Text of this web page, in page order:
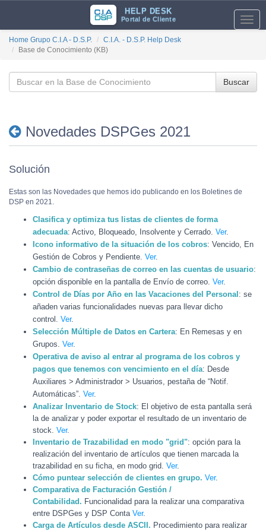
HELP DESK
Portal de Cliente
Home Grupo C.I.A - D.S.P.
C.I.A. - D.S.P. Help Desk
Base de Conocimiento (KB)
Buscar
Novedades DSPGes 2021
Solución
Estas son las Novedades que hemos ido publicando en los Boletines de
DSP en 2021.
Clasifica y optimiza tus listas de clientes de forma
adecuada: Activo, Bloqueado, Insolvente y Cerrado. Ver.
Icono informativo de la situación de los cobros: Vencido, En
Gestión de Cobros y Pendiente. Ver.
Cambio de contraseñas de correo en las cuentas de usuario:
opción disponible en la pantalla de Envío de correo. Ver.
Control de Días por Año en las Vacaciones del Personal : se
añaden varias funcionalidades nuevas para llevar dicho
control. Ver.
Selección Múltiple de Datos en Cartera: En Remesas y en
Grupos. Ver.
Operativa de aviso al entrar al programa de los cobros y
pagos que tenemos con vencimiento en el día: Desde
Auxiliares > Administrador > Usuarios, pestaña de “Notif.
Automáticas”. Ver.
Analizar Inventario de Stock: El objetivo de esta pantalla será
la de analizar y poder exportar el resultado de un inventario de
stock. Ver.
Inventario de Trazabilidad en modo "grid": opción para la
realización del inventario de artículos que tienen marcada la
trazabilidad en su ficha, en modo grid. Ver.
Cómo puntear selección de clientes en grupo. Ver.
Comparativa de Facturación Gestión /
Contabilidad. Funcionalidad para la realizar una comparativa
entre DSPGes y DSP Conta Ver.
Carga de Artículos desde ASCII. Procedimiento para realizar